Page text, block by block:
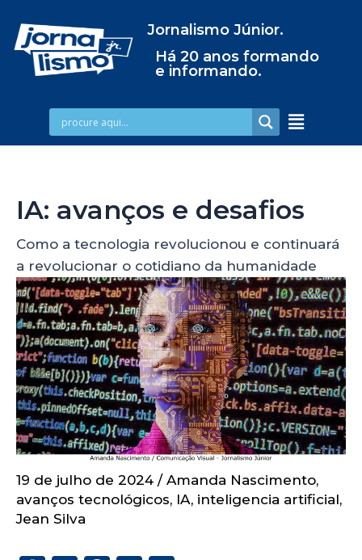
Jornalismo Júnior.
Há 20 anos formando
e informando.
IA: avanços e desafios
Como a tecnologia revolucionou e continuará
a revolucionar o cotidiano da humanidade
19 de julho de 2024 / Amanda Nascimento,
avanços tecnológicos, IA, inteligencia artificial,
Jean Silva